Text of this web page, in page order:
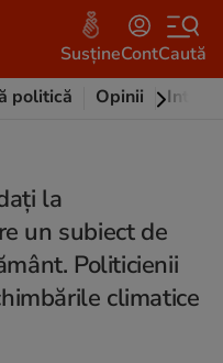
SusțineContCaută
politică Opinii
la
un subiect de
Politicienii
climatice